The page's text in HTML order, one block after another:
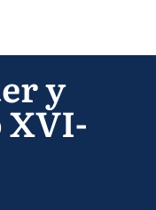
y
XVI-